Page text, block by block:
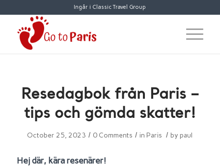
Ingår i Classic Travel Group
Resedagbok från Paris –
tips och gömda skatter!
October 25, 2023 / 0 Comments / in Paris / by paul
Hej där, kära resenärer!